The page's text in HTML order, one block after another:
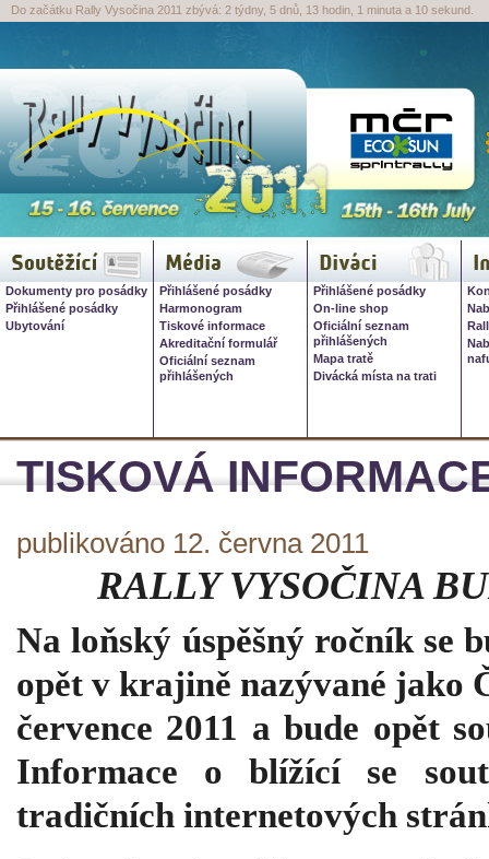
Rally Vysočina 2026, 16.
TISKOVÁ
publikováno 12. června 2011
RALLY VYSOČINA
Na loňský úspěšný ročník se
opět v krajině nazývané jako
července 2011 a bude opět
Informace o blížící se
tradičních internetových
Do začátku Rally Vysočina 2011 zbývá: 2 týdny, 5 dnů, 13 hodin, 1 minuta a 10 sekund.
Soutěžící
Dokumenty pro posádky
Přihlášené posádky
Ubytování
Média
Přihlášené posádky
Harmonogram
Tiskové informace
Akreditační formulář
Oficiální seznam
přihlášených
Diváci
Přihlášené posádky
On-line shop
Oficiální seznam
přihlášených
Mapa tratě
Divácká místa na trati